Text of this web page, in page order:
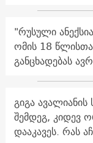
"რუსული
ომის 18
განცხადებას
გიგა
შემდეგ, კიდევ
დააკავეს. რას